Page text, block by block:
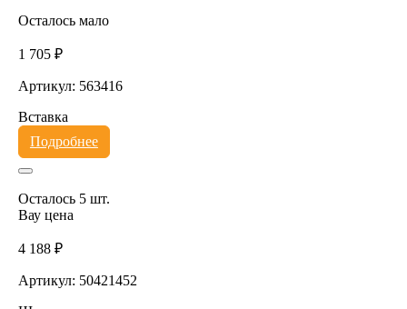
Осталось мало
1 705 ₽
Артикул: 563416
Вставка
Подробнее
Осталось 5 шт.
Вау цена
4 188 ₽
Артикул: 50421452